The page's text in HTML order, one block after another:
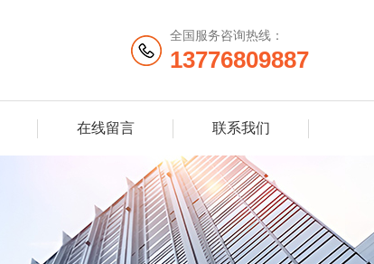
全国服务咨询热线：
13776809887
在线留言 联系我们